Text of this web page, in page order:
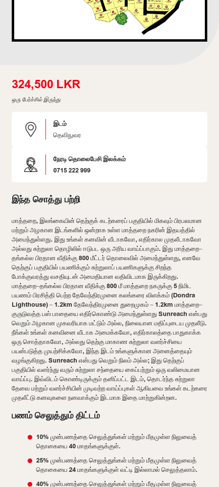
324,500 LKR
ஒரு பேர்ச்சில் இருந்து
இடம்
தெவிநுவர
நேரடி தொலைபேசி இலக்கம்
0715 222 999
இந்த சொத்து பற்றி
மாத்தறை, இலங்கையின் தெற்குக் கடற்கரைப் பகுதியில் மிகவும் பிரபலமான
மற்றும் அழகான இடங்களில் ஒன்றாக உள்ள மாத்தறை நகரின் இதயத்தில்
அமைந்துள்ளது. இது உங்கள் கனவின் வீடாகவோ, எதிர்கால முதலீடாகவோ
அல்லது சுற்றுலா தொழிலில் ஈடுபட ஒரு அரிய வாய்ப்பாகும். இது மாத்தறை–
தங்கல்ல பிரதான வீதிக்கு 800 மீட்டர் தொலைவில் அமைந்துள்ளது, எனவே
தெற்குப் பகுதியில் பயணிக்கும் சுற்றுலாப் பயணிகளுக்கு சிறந்த
போக்குவரத்து வசதியுடன் அமைதியான வதிவிடமாக இருக்கிறது.
மாத்தறை–தங்கல்ல பிரதான வீதிக்கு 800 மீ மாத்தறை நகருக்கு 5 நிமிட
பயணம் பிரசித்தி பெற்ற தேவேந்திரமுனை கலங்கரை விளக்கம் (Dondra
Lighthouse) – 1.2km தேவேந்திரமுனை துறைமுகம் – 1.2km மாத்தறை–
குருடுவத்த பஸ் பாதையை எதிர்கொண்டு அமைந்துள்ளது Sunreach என்பது
வெறும் அழகான முகவரியாக மட்டும் அல்ல, நிலையான மதிப்புடைய முதலீடு.
நீங்கள் உங்கள் கனவினை வீடாக அமைக்கவோ, எதிர்காலத்தை பாதுகாக்க
ஒரு சொத்தாகவோ, அல்லது தெற்கு மாகாண சுற்றுலா வளர்ச்சியை
பயன்படுத்த முயற்சிக்கவோ, இந்த இடம் உங்களுக்கான அனைத்தையும்
வழங்குகிறது. Sunreach என்பது வெறும் நிலம் அல்ல; இது தெற்குப்
பகுதியில் வளர்ந்து வரும் சுற்றுலா சந்தையை கைப்பற்றும் ஒரு வலிமையான
வாய்ப்பு. இவ்விடம் கொண்டிருக்கும் தனிப்பட்ட இடம், தொடர்ந்த சுற்றுலா
தேவை மற்றும் வளர்ச்சியின் முடிவற்ற வாய்ப்புகள் ஆகியவை உங்கள் கடற்கரை
முதலீட்டு கனவுகளை நனவாக்கும் இடமாக இதை மாற்றுகின்றன.
பணம் செலுத்தும் திட்டம்
10% முன்பணத்தை செலுத்துங்கள் மற்றும் மீதமுள்ள நிலுவைத்
தொகையை 40 மாதங்களுக்குள்.
25% முன்பணத்தை செலுத்துங்கள் மற்றும் மீதமுள்ள நிலுவைத்
தொகையை 24 மாதங்களுக்குள் வட்டி இல்லாமல் செலுத்தலாம்.
40% முன்பணத்தை செலுத்துங்கள் மற்றும் மீதமுள்ள நிலுவைத்